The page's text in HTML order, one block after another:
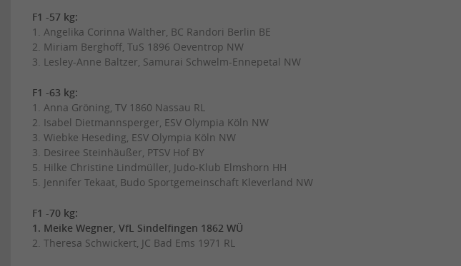
F1 -57 kg:
1. Angelika Corinna Walther, BC Randori Berlin BE
2. Miriam Berghoff, TuS 1896 Oeventrop NW
3. Lesley-Anne Baltzer, Samurai Schwelm-Ennepetal NW
F1 -63 kg:
1. Anna Gröning, TV 1860 Nassau RL
2. Isabel Dietmannsperger, ESV Olympia Köln NW
3. Wiebke Heseding, ESV Olympia Köln NW
3. Desiree Steinhäußer, PTSV Hof BY
5. Hilke Christine Lindmüller, Judo-Klub Elmshorn HH
5. Jennifer Tekaat, Budo Sportgemeinschaft Kleverland NW
F1 -70 kg:
1. Meike Wegner, VfL Sindelfingen 1862 WÜ
2. Theresa Schwickert, JC Bad Ems 1971 RL